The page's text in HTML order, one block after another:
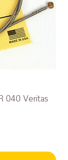
040 Veritas